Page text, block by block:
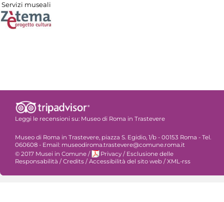
Servizi museali
Leggi le recensioni su: Museo di Roma in Trastevere
Museo di Roma in Trastevere, piazza S. Egidio, 1/b - 00153 Roma - Tel.
060608 - Email: museodiroma.trastevere@comune.roma.it
© 2017 Musei in Comune / Privacy / Esclusione delle
Responsabilità / Credits / Accessibilità del sito web / XML-rss